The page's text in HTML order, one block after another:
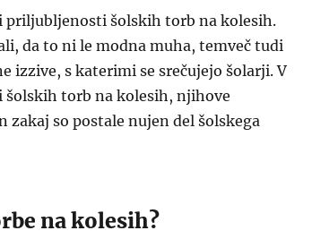
priljubljenosti šolskih torb na kolesih.
da to ni le modna muha, temveč tudi
izzive, s katerimi se srečujejo šolarji. V
torb na kolesih, njihove
so postale nujen del šolskega
na kolesih?